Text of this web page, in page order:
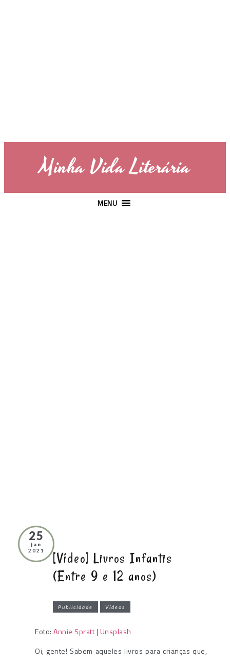
Minha Vida Literária
MENU
25
jan
2021
[Vídeo] Livros Infantis
(Entre 9 e 12 anos)
Publicidade Vídeos
Foto: Annie Spratt| Unsplash
Oi, gente! Sabem aqueles livros para crianças que,